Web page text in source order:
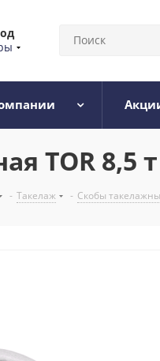
TOR 8,5
- Такелаж - Скобы